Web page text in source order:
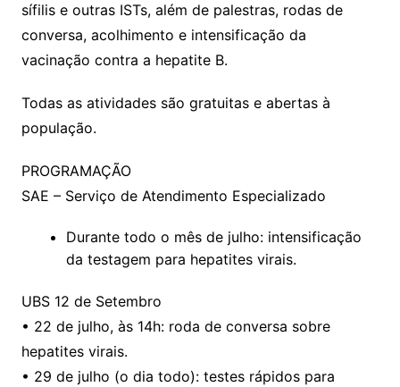
sífilis e outras ISTs, além de palestras, rodas de
conversa, acolhimento e intensificação da
vacinação contra a hepatite B.
Todas as atividades são gratuitas e abertas à
população.
PROGRAMAÇÃO
SAE – Serviço de Atendimento Especializado
Durante todo o mês de julho: intensificação
da testagem para hepatites virais.
UBS 12 de Setembro
• 22 de julho, às 14h: roda de conversa sobre
hepatites virais.
• 29 de julho (o dia todo): testes rápidos para